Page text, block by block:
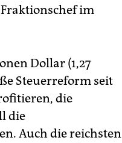
im
Dollar (1,27
Steuerreform seit
die
die
Auch die reichsten